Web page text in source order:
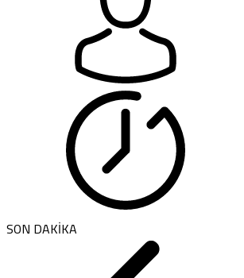
SON DAKİKA